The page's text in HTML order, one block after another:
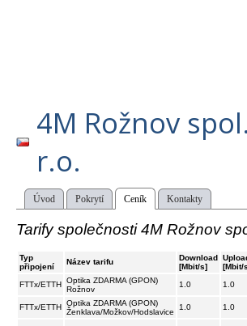
4M Rožnov
r.o.
Úvod Pokrytí Ceník Kontakty
Tarify společnosti 4M Rožnov
Typ
připojení
Název tarifu
Download
[Mbit/s]
[Mbit/
FTTx/ETTH Optika ZDARMA (GPON)
Rožnov
1.0 1.0
FTTx/ETTH Optika ZDARMA (GPON)
Ženklava/Možkov/Hodslavice
1.0 1.0